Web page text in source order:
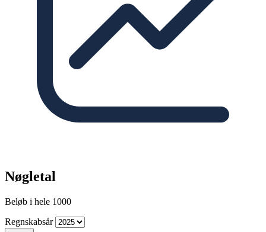
Nøgletal
Beløb i hele 1000
Regnskabsår